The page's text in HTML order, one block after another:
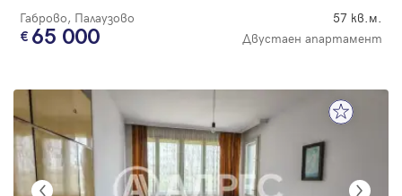
Габрово, Палаузово 57 кв.м.
65 000 Двустаен апартамент